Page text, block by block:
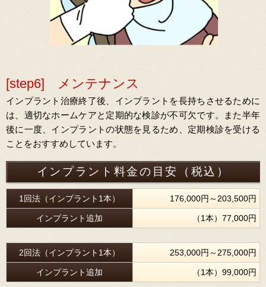
[step6] メンテナンス
インプラント治療終了後、インプラントを長持ちさせるために
は、適切なホームケアと定期的な検診が不可欠です。また半年
後に一度、インプラントの状態を見るため、定期検診を受ける
ことをおすすめしています。
インプラント料金の目安（税込）
1回法（インプラント1本） 176,000円～203,500円
インプラント追加 （1本）77,000円
2回法（インプラント1本） 253,000円～275,000円
インプラント追加 （1本）99,000円